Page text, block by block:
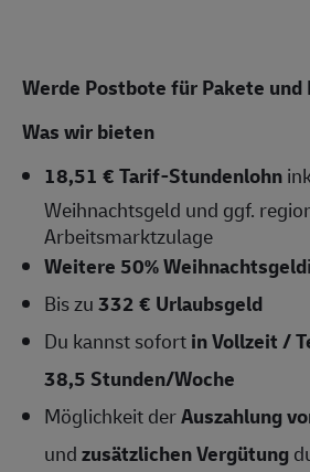
Werde Postbote für Pakete
Was wir bieten
18,51 € Tarif-Stundenlohn
Weihnachtsgeld und ggf.
Arbeitsmarktzulage
Weitere 50% Weihnachtsgeld
Bis zu332 € Urlaubsgeld
Du kannst sofortin Vollzeit /
38,5 Stunden/Woche
Möglichkeit derAuszahlung
undzusätzlichen Vergütung